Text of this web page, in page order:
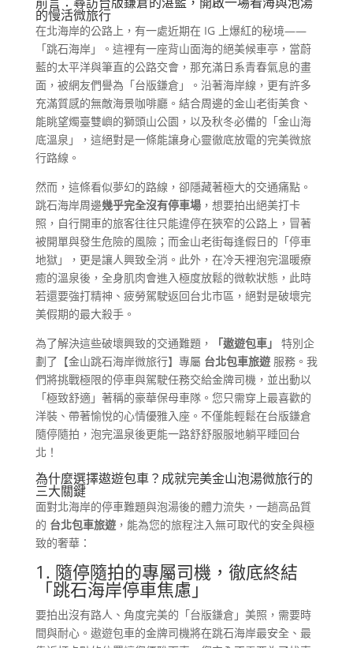
的慢活微旅行
在北海岸的公路上，有一處近期在 IG 上爆紅的秘境——
「跳石海岸」。這裡有一座背山面海的絕美候車亭，當蔚
藍的太平洋與筆直的公路交會，那充滿日系青春氣息的畫
面，被網友們譽為「台版鎌倉」。沿著海岸線，更有許多
充滿質感的無敵海景咖啡廳。結合周邊的金山老街美食、
能眺望燭臺雙嶼的獅頭山公園，以及秋冬必備的「金山海
底溫泉」，這絕對是一條能讓身心靈徹底放電的完美微旅
行路線。
然而，這條看似夢幻的路線，卻隱藏著極大的交通痛點。
跳石海岸周邊幾乎完全沒有停車場，想要拍出絕美打卡
照，自行開車的旅客往往只能違停在狹窄的公路上，冒著
被開單與發生危險的風險；而金山老街每逢假日的「停車
地獄」，更是讓人興致全消。此外，在冷天裡泡完溫暖療
癒的溫泉後，全身肌肉會進入極度放鬆的微軟狀態，此時
若還要強打精神、疲勞駕駛返回台北市區，絕對是破壞完
美假期的最大殺手。
為了解決這些破壞興致的交通難題，
「遨遊包車」
特別企
劃了【金山跳石海岸微旅行】專屬 台北包車旅遊服務。我
們將挑戰極限的停車與駕駛任務交給金牌司機，並出動以
「極致舒適」著稱的豪華保母車隊。您只需穿上最喜歡的
洋裝、帶著愉悅的心情優雅入座。不僅能輕鬆在台版鎌倉
隨停隨拍，泡完溫泉後更能一路舒舒服服地躺平睡回台
北！
為什麼選擇遨遊包車？成就完美金山泡湯微旅行的
三大關鍵
面對北海岸的停車難題與泡湯後的體力流失，一趟高品質
的 台北包車旅遊，能為您的旅程注入無可取代的安全與極
致的奢華：
1. 隨停隨拍的專屬司機，徹底終結
「跳石海岸停車焦慮」
要拍出沒有路人、角度完美的「台版鎌倉」美照，需要時
間與耐心。遨遊包車的金牌司機將在跳石海岸最安全、最